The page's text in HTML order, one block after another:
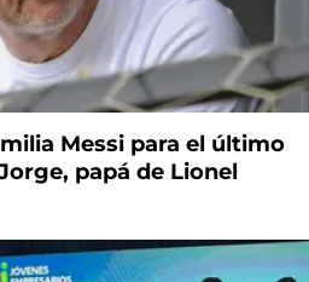
Messi para el último
papá de Lionel